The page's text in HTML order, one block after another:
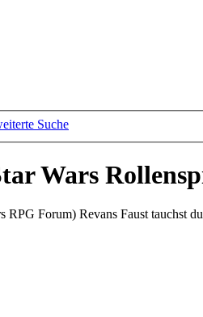
Suche
Wars
RPG Forum) Revans Faust tauchst